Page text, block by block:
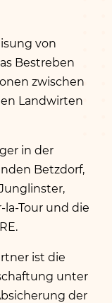
von
Bestreben
zwischen
Landwirten
in der
Betzdorf,
la-Tour und die
ist die
unter
der